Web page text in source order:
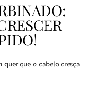
quer que o cabelo cresça